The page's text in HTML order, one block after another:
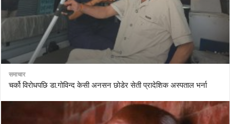
समाचार
चर्को विरोधपछि डा.गोविन्द केसी अनसन छोडेर सेती प्रादेशिक अस्पताल भर्ना